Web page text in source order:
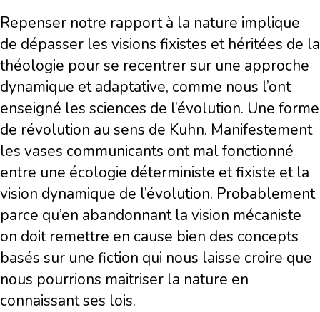
Repenser notre rapport à la nature implique
de dépasser les visions fixistes et héritées de la
théologie pour se recentrer sur une approche
dynamique et adaptative, comme nous l’ont
enseigné les sciences de l’évolution. Une forme
de révolution au sens de Kuhn. Manifestement
les vases communicants ont mal fonctionné
entre une écologie déterministe et fixiste et la
vision dynamique de l’évolution. Probablement
parce qu’en abandonnant la vision mécaniste
on doit remettre en cause bien des concepts
basés sur une fiction qui nous laisse croire que
nous pourrions maitriser la nature en
connaissant ses lois.